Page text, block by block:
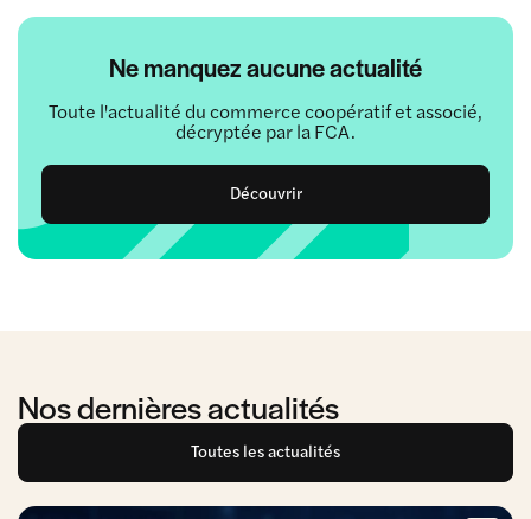
Ne manquez aucune actualité
Toute l'actualité du commerce coopératif et associé,
décryptée par la FCA.
Découvrir
Nos dernières actualités
Toutes les actualités